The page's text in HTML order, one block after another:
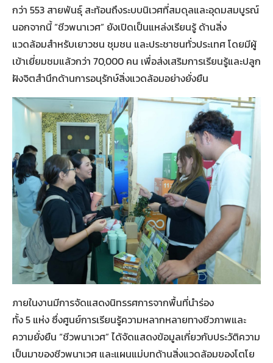
กว่า 553 สายพันธุ์ สะท้อนถึงระบบนิเวศที่สมดุลและอุดมสมบูรณ์
นอกจากนี้ “ชีวพนาเวศ” ยังเปิดเป็นแหล่งเรียนรู้ ด้านสิ่ง
แวดล้อมสำหรับเยาวชน ชุมชน และประชาชนทั่วประเทศ โดยมีผู้
เข้าเยี่ยมชมแล้วกว่า 70,000 คน เพื่อส่งเสริมการเรียนรู้และปลูก
ฝังจิตสำนึกด้านการอนุรักษ์สิ่งแวดล้อมอย่างยั่งยืน
ภายในงานมีการจัดแสดงนิทรรศการจากพื้นที่นำร่อง
ทั้ง 5 แห่ง ซึ่งศูนย์การเรียนรู้ความหลากหลายทางชีวภาพและ
ความยั่งยืน “ชีวพนาเวศ” ได้จัดแสดงข้อมูลเกี่ยวกับประวัติความ
เป็นมาของชีวพนาเวศ และแผนแม่บทด้านสิ่งแวดล้อมของโตโย